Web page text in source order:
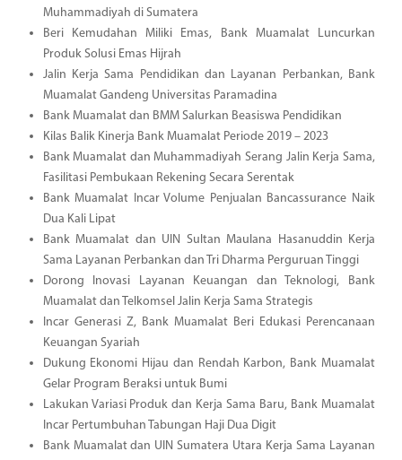
Muhammadiyah di Sumatera
Beri Kemudahan Miliki Emas, Bank Muamalat Luncurkan
Produk Solusi Emas Hijrah
Jalin Kerja Sama Pendidikan dan Layanan Perbankan, Bank
Muamalat Gandeng Universitas Paramadina
Bank Muamalat dan BMM Salurkan Beasiswa Pendidikan
Kilas Balik Kinerja Bank Muamalat Periode 2019 – 2023
Bank Muamalat dan Muhammadiyah Serang Jalin Kerja Sama,
Fasilitasi Pembukaan Rekening Secara Serentak
Bank Muamalat Incar Volume Penjualan Bancassurance Naik
Dua Kali Lipat
Bank Muamalat dan UIN Sultan Maulana Hasanuddin Kerja
Sama Layanan Perbankan dan Tri Dharma Perguruan Tinggi
Dorong Inovasi Layanan Keuangan dan Teknologi, Bank
Muamalat dan Telkomsel Jalin Kerja Sama Strategis
Incar Generasi Z, Bank Muamalat Beri Edukasi Perencanaan
Keuangan Syariah
Dukung Ekonomi Hijau dan Rendah Karbon, Bank Muamalat
Gelar Program Beraksi untuk Bumi
Lakukan Variasi Produk dan Kerja Sama Baru, Bank Muamalat
Incar Pertumbuhan Tabungan Haji Dua Digit
Bank Muamalat dan UIN Sumatera Utara Kerja Sama Layanan